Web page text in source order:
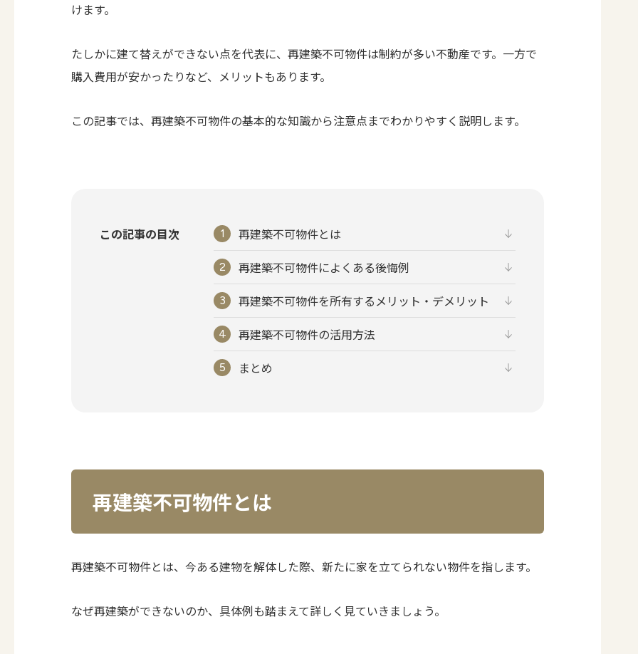
けます。
たしかに建て替えができない点を代表に、再建築不可物件は制約が多い不動産です。一方で
購入費用が安かったりなど、メリットもあります。
この記事では、再建築不可物件の基本的な知識から注意点までわかりやすく説明します。
この記事の目次
再建築不可物件とは
再建築不可物件によくある後悔例
再建築不可物件を所有するメリット・デメリット
再建築不可物件の活用方法
まとめ
再建築不可物件とは
再建築不可物件とは、今ある建物を解体した際、新たに家を立てられない物件を指します。
なぜ再建築ができないのか、具体例も踏まえて詳しく見ていきましょう。